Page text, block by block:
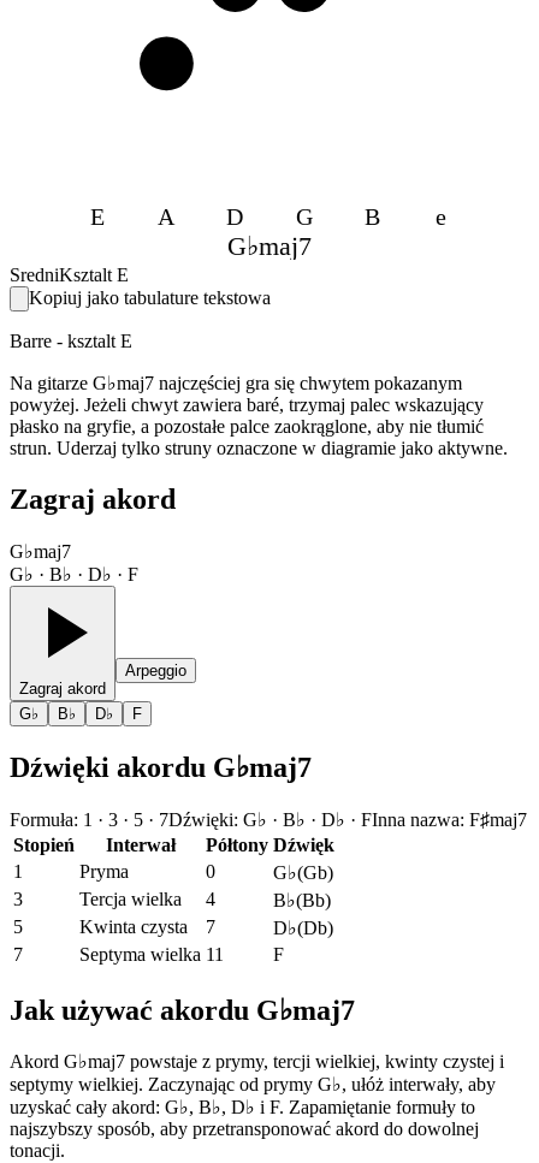
E A D G B e
G♭maj7
SredniKsztalt E
Kopiuj jako tabulature tekstowa
Barre - ksztalt E
Na gitarze G♭maj7 najczęściej gra się chwytem pokazanym
powyżej. Jeżeli chwyt zawiera baré, trzymaj palec wskazujący
płasko na gryfie, a pozostałe palce zaokrąglone, aby nie tłumić
strun. Uderzaj tylko struny oznaczone w diagramie jako aktywne.
Zagraj akord
G♭maj7
G♭ · B♭ · D♭ · F
Zagraj akord
Arpeggio
G♭ B♭ D♭ F
Dźwięki akordu G♭maj7
Formuła: 1 · 3 · 5 · 7Dźwięki: G♭ · B♭ · D♭ · FInna nazwa: F♯maj7
Stopień
Interwał Półtony Dźwięk
1
Pryma 0 G♭(Gb)
3
Tercja wielka 4 B♭(Bb)
5
Kwinta czysta 7 D♭(Db)
7
Septyma wielka 11 F
Jak używać akordu G♭maj7
Akord G♭maj7 powstaje z prymy, tercji wielkiej, kwinty czystej i
septymy wielkiej. Zaczynając od prymy G♭, ułóż interwały, aby
uzyskać cały akord: G♭, B♭, D♭ i F. Zapamiętanie formuły to
najszybszy sposób, aby przetransponować akord do dowolnej
tonacji.